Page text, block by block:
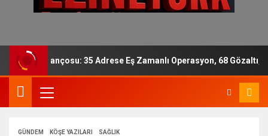
Bilançosu: 35 Adrese Eş Zamanlı Operasyon, 68 Gözaltı, 5
GÜNDEM KÖŞE YAZILARI SAĞLIK